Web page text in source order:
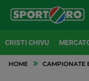
CRISTI CHIVU
HOME CAMPIONATE